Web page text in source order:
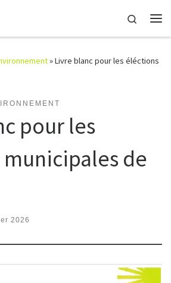
Search
»Livre blanc pour les éléctions
pour les
de
2026